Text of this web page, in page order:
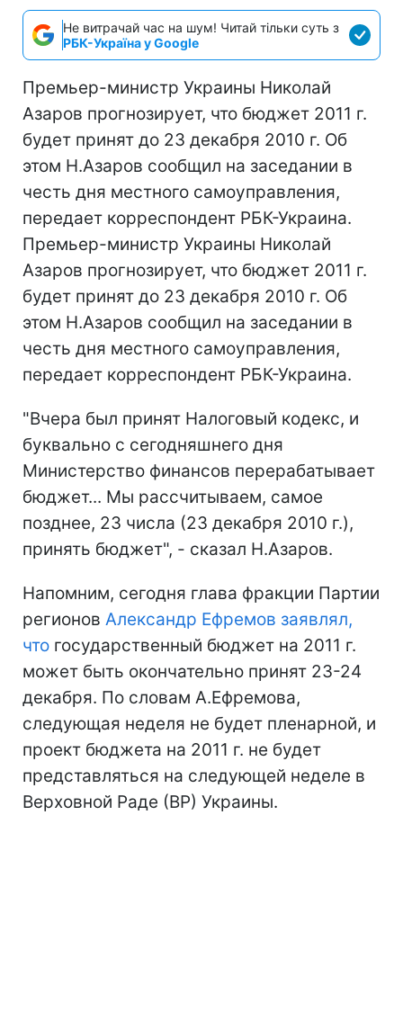
Не витрачай час на шум! Читай тільки суть з
РБК-Україна у Google
Премьер-министр Украины Николай
Азаров прогнозирует, что бюджет 2011 г.
будет принят до 23 декабря 2010 г. Об
этом Н.Азаров сообщил на заседании в
честь дня местного самоуправления,
передает корреспондент РБК-Украина.
Премьер-министр Украины Николай
Азаров прогнозирует, что бюджет 2011 г.
будет принят до 23 декабря 2010 г. Об
этом Н.Азаров сообщил на заседании в
честь дня местного самоуправления,
передает корреспондент РБК-Украина.
"Вчера был принят Налоговый кодекс, и
буквально с сегодняшнего дня
Министерство финансов перерабатывает
бюджет... Мы рассчитываем, самое
позднее, 23 числа (23 декабря 2010 г.),
принять бюджет", - сказал Н.Азаров.
Напомним, сегодня глава фракции Партии
регионов Александр Ефремов заявлял,
что государственный бюджет на 2011 г.
может быть окончательно принят 23-24
декабря. По словам А.Ефремова,
следующая неделя не будет пленарной, и
проект бюджета на 2011 г. не будет
представляться на следующей неделе в
Верховной Раде (ВР) Украины.